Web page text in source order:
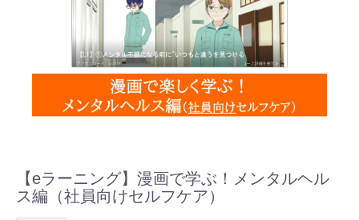
【eラーニング】漫画で学ぶ！メンタルヘル
ス編（社員向けセルフケア）